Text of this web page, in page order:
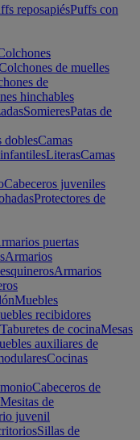
reposapiésPuffs con
de muelles
de
hinchables
SomieresPatas de
doblesCamas
LiterasCamas
Cabeceros juveniles
Protectores de
puertas
Armarios
Armarios
Muebles
recibidores
Taburetes de cocinaMesas
auxiliares de
Cocinas
Cabeceros de
Mesitas de
juvenil
Sillas de